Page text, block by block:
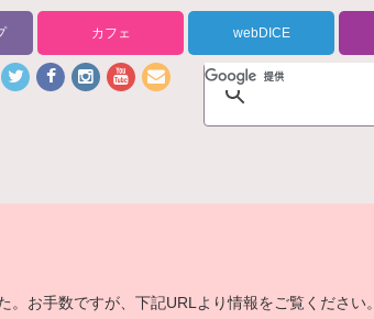
カフェ webDICE
お手数ですが、下記URLより情報をご覧ください。